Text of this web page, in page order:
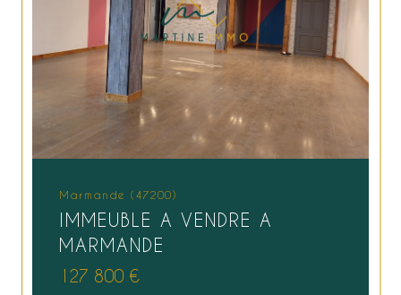
Marmande (47200)
IMMEUBLE A VENDRE A
MARMANDE
127 800 €